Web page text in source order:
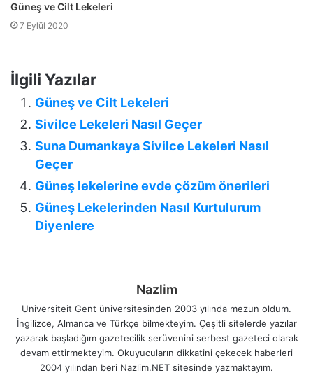
Güneş ve Cilt Lekeleri
7 Eylül 2020
İlgili Yazılar
Güneş ve Cilt Lekeleri
Sivilce Lekeleri Nasıl Geçer
Suna Dumankaya Sivilce Lekeleri Nasıl
Geçer
Güneş lekelerine evde çözüm önerileri
Güneş Lekelerinden Nasıl Kurtulurum
Diyenlere
Nazlim
Universiteit Gent üniversitesinden 2003 yılında mezun oldum.
İngilizce, Almanca ve Türkçe bilmekteyim. Çeşitli sitelerde yazılar
yazarak başladığım gazetecilik serüvenini serbest gazeteci olarak
devam ettirmekteyim. Okuyucuların dikkatini çekecek haberleri
2004 yılından beri Nazlim.NET sitesinde yazmaktayım.